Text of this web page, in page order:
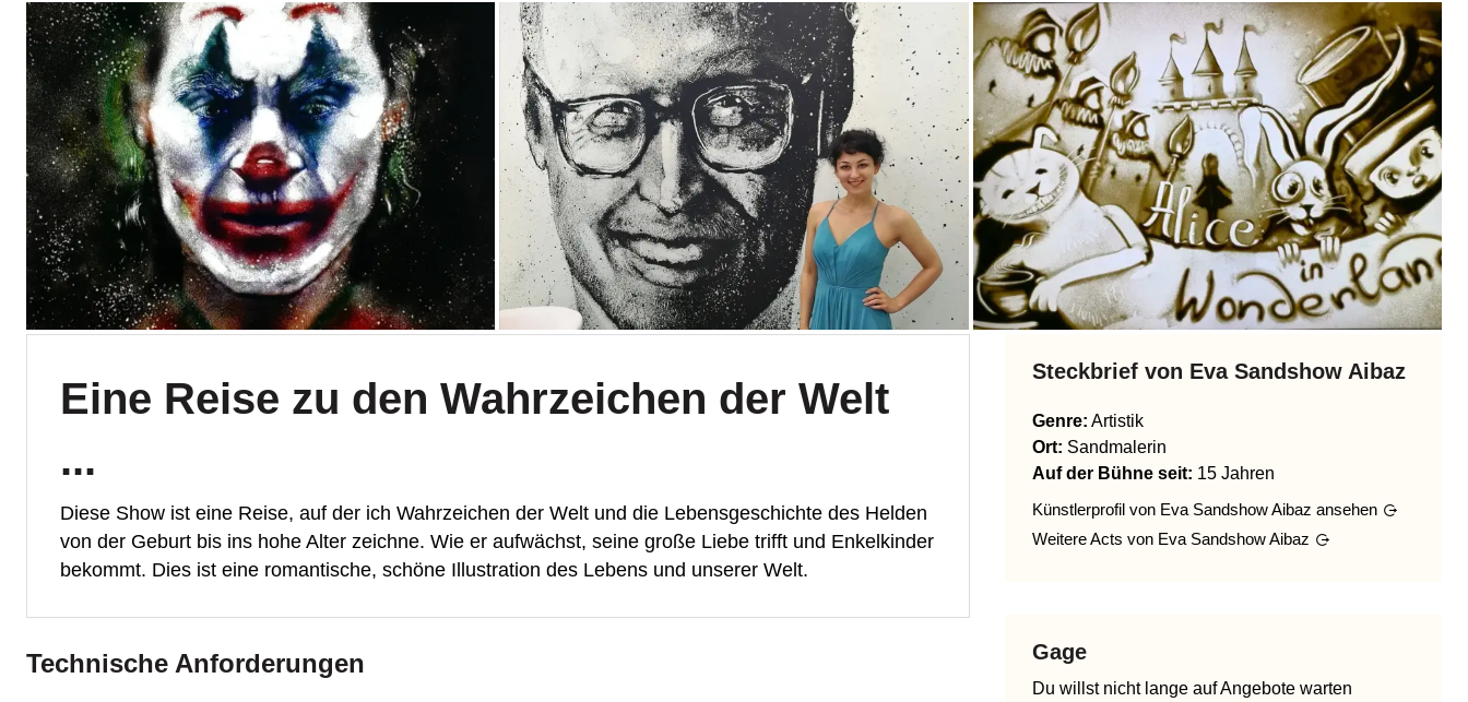
Eine Reise zu den Wahrzeichen der Welt
...
Diese Show ist eine Reise, auf der ich Wahrzeichen der Welt und die Lebensgeschichte des Helden
von der Geburt bis ins hohe Alter zeichne. Wie er aufwächst, seine große Liebe trifft und Enkelkinder
bekommt. Dies ist eine romantische, schöne Illustration des Lebens und unserer Welt.
Technische Anforderungen
Steckbrief von Eva Sandshow Aibaz
Genre: Artistik
Ort: Sandmalerin
Auf der Bühne seit: 15 Jahren
Künstlerprofil von Eva Sandshow Aibaz ansehen
Weitere Acts von Eva Sandshow Aibaz
Gage
Du willst nicht lange auf Angebote warten